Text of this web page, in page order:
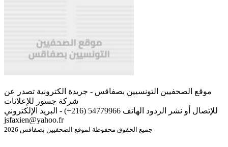
موقع الصحفيين التونسيين بصفاقس - جريدة الكترونية تصدر عن
شركة جسور للإعلانات
للإتصال أو نشر الردود الهاتف 54779966 (216+) - البريد الإلكتروني
jsfaxien@yahoo.fr
جميع الحقوق محفوظة لموقع الصحفيين بصفاقس 2026